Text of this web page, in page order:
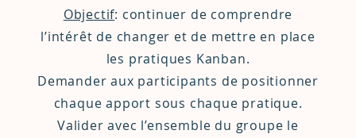
Objectif: continuer de comprendre
l’intérêt de changer et de mettre en place
les pratiques Kanban.
Demander aux participants de positionner
chaque apport sous chaque pratique.
Valider avec l’ensemble du groupe le